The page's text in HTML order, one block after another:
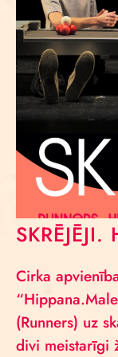
Cirka
(Runners) uz
divi meistarīgi